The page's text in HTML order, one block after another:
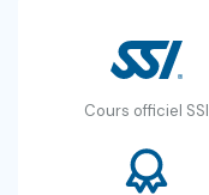
Cours officiel SSI